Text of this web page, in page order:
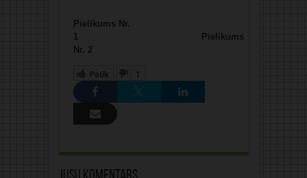
Pielikums Nr.
1
Pielikums
Nr. 2
Patīk 1